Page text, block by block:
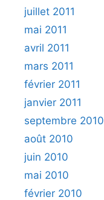
juillet 2011
mai 2011
avril 2011
mars 2011
février 2011
janvier 2011
septembre 2010
août 2010
juin 2010
mai 2010
février 2010